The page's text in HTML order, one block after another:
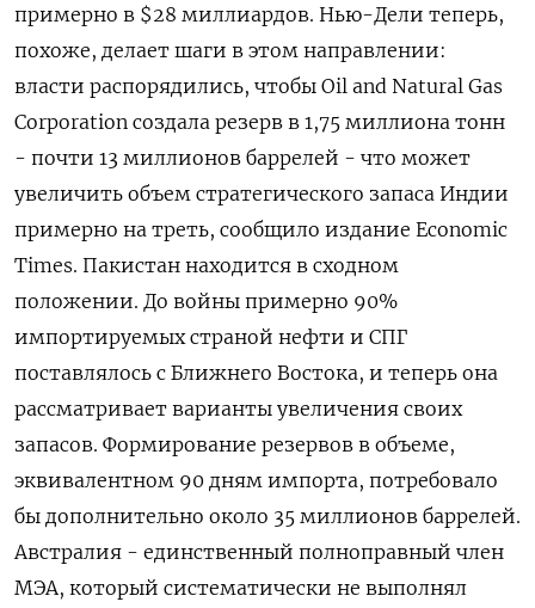
примерно в $28 миллиардов. Нью-Дели теперь,
похоже, делает шаги в этом направлении:
власти распорядились, чтобы Oil and Natural Gas
Corporation создала резерв в 1,75 миллиона тонн
- почти 13 миллионов баррелей - что может
увеличить объем стратегического запаса Индии
примерно на треть, сообщило издание Economic
Times. Пакистан находится в сходном
положении. До войны примерно 90%
импортируемых страной нефти и СПГ
поставлялось с Ближнего Востока, и теперь ​она
рассматривает варианты увеличения своих
запасов. Формирование резервов в объеме,
эквивалентном ​90 дням импорта, потребовало
бы дополнительно около 35 миллионов баррелей.
Австралия - ‌единственный полноправный член
МЭА, который систематически не выполнял